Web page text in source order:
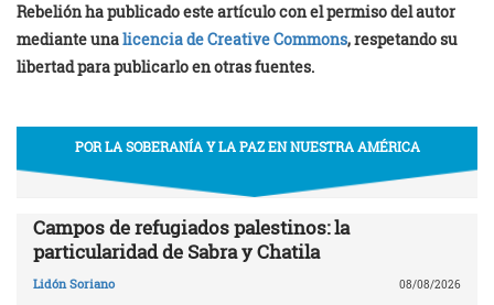
Rebelión ha publicado este artículo con el permiso del autor
mediante unalicencia de Creative Commons, respetando su
libertad para publicarlo en otras fuentes.
POR LA SOBERANÍA Y LA PAZ EN NUESTRA AMÉRICA
Campos de refugiados palestinos: la
particularidad de Sabra y Chatila
Lidón Soriano 08/08/2026